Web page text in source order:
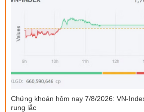
Chứng khoán hôm nay 7/8/2026: VN-
rung lắc